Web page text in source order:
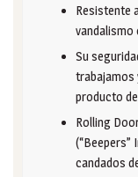
Resistente
Su
trabajamos
producto
Rolling
(“Beepers”
candados